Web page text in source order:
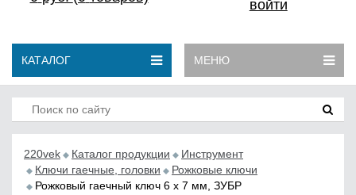
войти
КАТАЛОГ МЕНЮ
220vek Каталог продукции
Инструмент
Ключи гаечные, головки
Рожковые ключи
Рожковый гаечный ключ 6 x 7 мм, ЗУБР